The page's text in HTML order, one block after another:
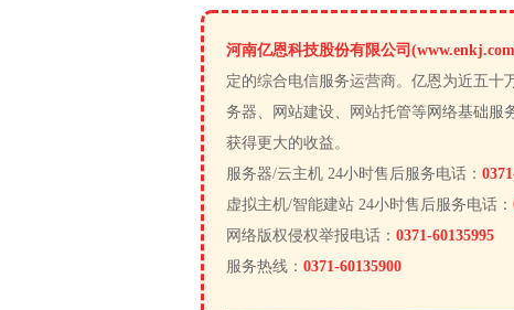
河南亿恩科技股份有限公司
定的综合电信服务运营商。亿恩为近五十
务器、网站建设、网站托管等网络基础服
获得更大的收益。
服务器/云主机 24小时售后服务电话：
虚拟主机/智能建站 24小时售后服务电话：
网络版权侵权举报电话： 0371-60135995
服务热线： 0371-60135900